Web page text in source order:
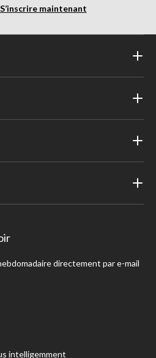
S’inscrire maintenant
directement par e-mail
intelligemment